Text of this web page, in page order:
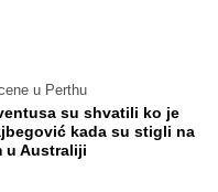
u Perthu
su shvatili ko je
kada su stigli na
u Australiji